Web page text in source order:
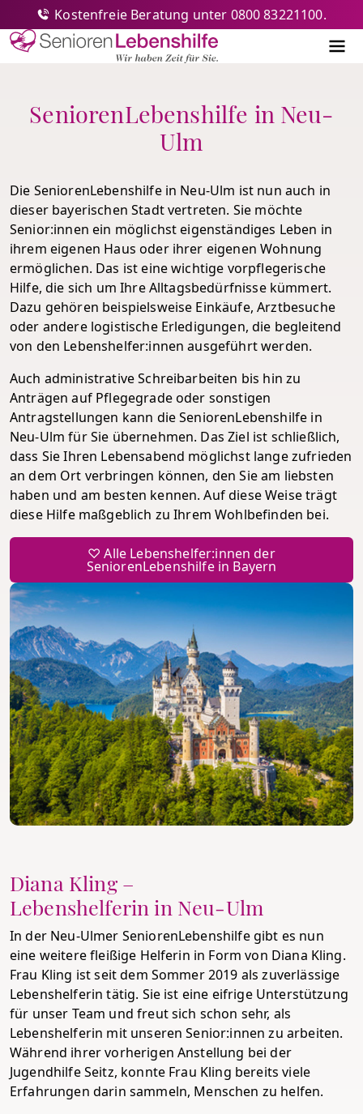
Senioren-Lebenshilfe
Kostenfreie Beratung unter 0800 83221100.
SeniorenLebenshilfe in Neu-
Ulm
Die SeniorenLebenshilfe in Neu-Ulm ist nun auch in
dieser bayerischen Stadt vertreten. Sie möchte
Senior:innen ein möglichst eigenständiges Leben in
ihrem eigenen Haus oder ihrer eigenen Wohnung
ermöglichen. Das ist eine wichtige vorpflegerische
Hilfe, die sich um Ihre Alltagsbedürfnisse kümmert.
Dazu gehören beispielsweise Einkäufe, Arztbesuche
oder andere logistische Erledigungen, die begleitend
von den Lebenshelfer:innen ausgeführt werden.
Auch administrative Schreibarbeiten bis hin zu
Anträgen auf Pflegegrade oder sonstigen
Antragstellungen kann die SeniorenLebenshilfe in
Neu-Ulm für Sie übernehmen. Das Ziel ist schließlich,
dass Sie Ihren Lebensabend möglichst lange zufrieden
an dem Ort verbringen können, den Sie am liebsten
haben und am besten kennen. Auf diese Weise trägt
diese Hilfe maßgeblich zu Ihrem Wohlbefinden bei.
♡ Alle Lebenshelfer:innen der
SeniorenLebenshilfe in Bayern
Diana Kling –
Lebenshelferin in Neu-Ulm
In der Neu-Ulmer SeniorenLebenshilfe gibt es nun
eine weitere fleißige Helferin in Form von Diana Kling.
Frau Kling ist seit dem Sommer 2019 als zuverlässige
Lebenshelferin tätig. Sie ist eine eifrige Unterstützung
für unser Team und freut sich schon sehr, als
Lebenshelferin mit unseren Senior:innen zu arbeiten.
Während ihrer vorherigen Anstellung bei der
Jugendhilfe Seitz, konnte Frau Kling bereits viele
Erfahrungen darin sammeln, Menschen zu helfen.